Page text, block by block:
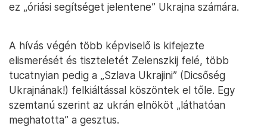
ez „óriási segítséget jelentene” Ukrajna számára.
A hívás végén több képviselő is kifejezte
elismerését és tiszteletét Zelenszkij felé, több
tucatnyian pedig a „Szlava Ukrajini” (Dicsőség
Ukrajnának!) felkiáltással köszöntek el tőle. Egy
szemtanú szerint az ukrán elnököt „láthatóan
meghatotta” a gesztus.